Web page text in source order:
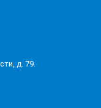
д. 79.